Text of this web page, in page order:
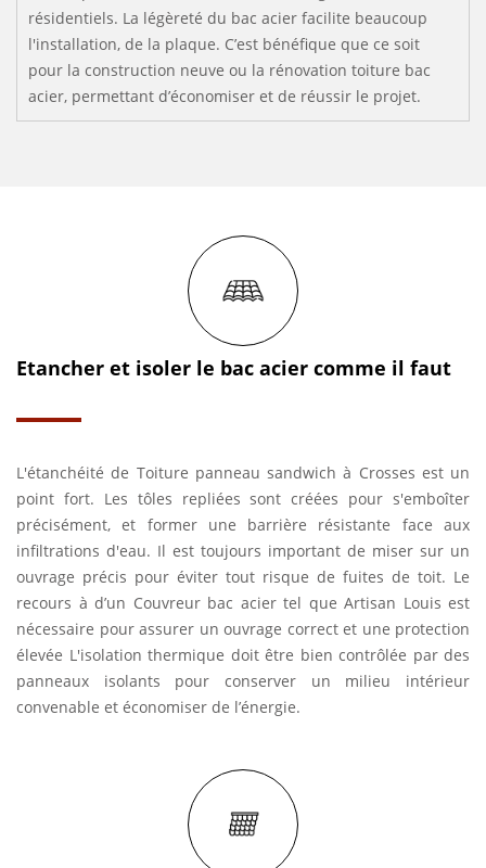
résidentiels. La légèreté du bac acier facilite beaucoup
l'installation, de la plaque. C’est bénéfique que ce soit
pour la construction neuve ou la rénovation toiture bac
acier, permettant d’économiser et de réussir le projet.
Etancher et isoler le bac acier comme il faut
L'étanchéité de Toiture panneau sandwich à Crosses est un
point fort. Les tôles repliées sont créées pour s'emboîter
précisément, et former une barrière résistante face aux
infiltrations d'eau. Il est toujours important de miser sur un
ouvrage précis pour éviter tout risque de fuites de toit. Le
recours à d’un Couvreur bac acier tel que Artisan Louis est
nécessaire pour assurer un ouvrage correct et une protection
élevée L'isolation thermique doit être bien contrôlée par des
panneaux isolants pour conserver un milieu intérieur
convenable et économiser de l’énergie.